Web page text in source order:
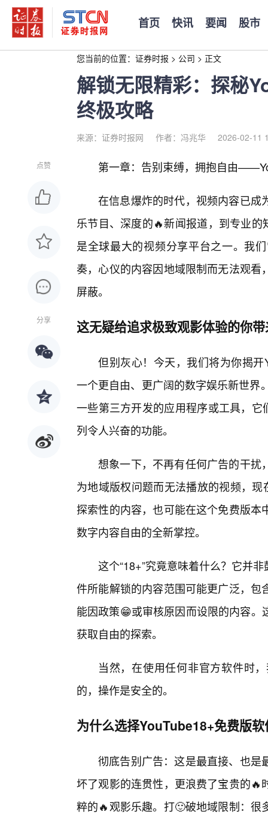
首页 快讯 要闻 股市
您当前的位置： 证券时报 > 公司 > 正文
解锁无限精彩：探秘
终极攻略
来源：证券时报网 作者：冯兆华 2026-02-11
点赞
分享
第一章：告别束缚，拥抱自由
在信息爆炸的时代，视频内容已成
乐节目、深度的🔥新闻报道，到专业
是全球最大的视频分享平台之一。我
奏，心仪的内容因地域限制而无法观
屏蔽。
这无疑给追求极致观影体验的你
但别灰心！今天，我们将为你揭
一个更自由、更广阔的数字娱乐新世界
一些第三方开发的应用程序或工具，
列令人兴奋的功能。
想象一下，不再有任何广告的干扰
为地域版权问题而无法播放的视频，
探索性的内容，也可能在这个免费版
数字内容自由的全新掌控。
这个“18+”究竟意味着什么？它并
件所能解锁的内容范围可能更广泛，
能因政策😁或审核原因而设限的内容
获取自由的探索。
当然，在使用任何非官方软件时
的，操作是安全的。
为什么选择YouTube18+免费版软
彻底告别广告：这是最直接、也是
坏了观影的连贯性，更浪费了宝贵的
粹的🔥观影乐趣。打🙂破地域限制：